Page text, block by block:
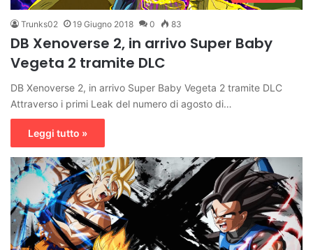
Trunks02 19 Giugno 2018 0 83
DB Xenoverse 2, in arrivo Super Baby
Vegeta 2 tramite DLC
DB Xenoverse 2, in arrivo Super Baby Vegeta 2 tramite DLC
Attraverso i primi Leak del numero di agosto di…
Leggi tutto »